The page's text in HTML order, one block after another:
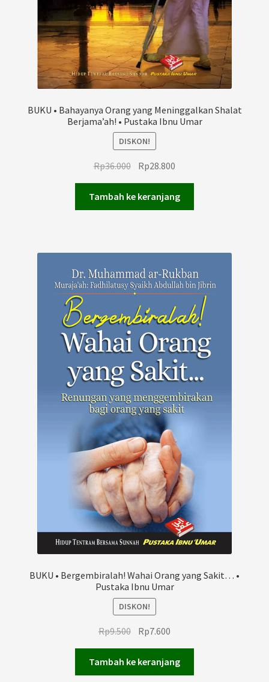
BUKU • Bahayanya Orang yang Meninggalkan Shalat
Berjama’ah! • Pustaka Ibnu Umar
DISKON!
Rp36.000 Harga
adalah:
Rp36.000.
Rp28.800
ini
adalah:
Tambah ke keranjang
BUKU • Bergembiralah! Wahai Orang yang Sakit… •
Pustaka Ibnu Umar
DISKON!
Rp9.500 Harga
aslinya
adalah:
Rp9.500.
Rp7.600
saat
ini
adalah:
Tambah ke keranjang